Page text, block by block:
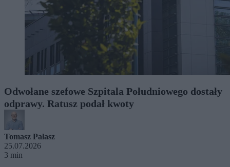
Odwołane szefowe Szpitala Południowego dostały
odprawy. Ratusz podał kwoty
Tomasz Pałasz
25.07.2026
3 min